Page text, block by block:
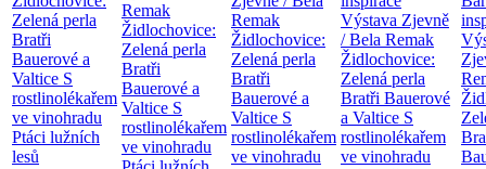
Zelená perla
Bratři
Bauerové a
Valtice S
rostlinolékařem
ve vinohradu
Ptáci lužních
lesů
Remak
Židlochovice:
Zelená perla
Bratři
Bauerové a
Valtice S
rostlinolékařem
ve vinohradu
Remak
Židlochovice:
Zelená perla
Bratři
Bauerové a
Valtice S
rostlinolékařem
ve vinohradu
Výstava Zjevně
/ Bela Remak
Židlochovice:
Zelená perla
Bratři Bauerové
a Valtice S
rostlinolékařem
ve vinohradu